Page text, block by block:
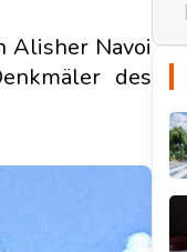
Alisher Navoi
des